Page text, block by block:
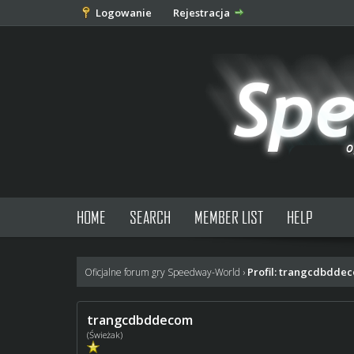
Logowanie Rejestracja
HOME SEARCH MEMBER LIST HELP
Oficjalne forum gry Speedway-World › Profil:
trangcdbddecom
(Świeżak)